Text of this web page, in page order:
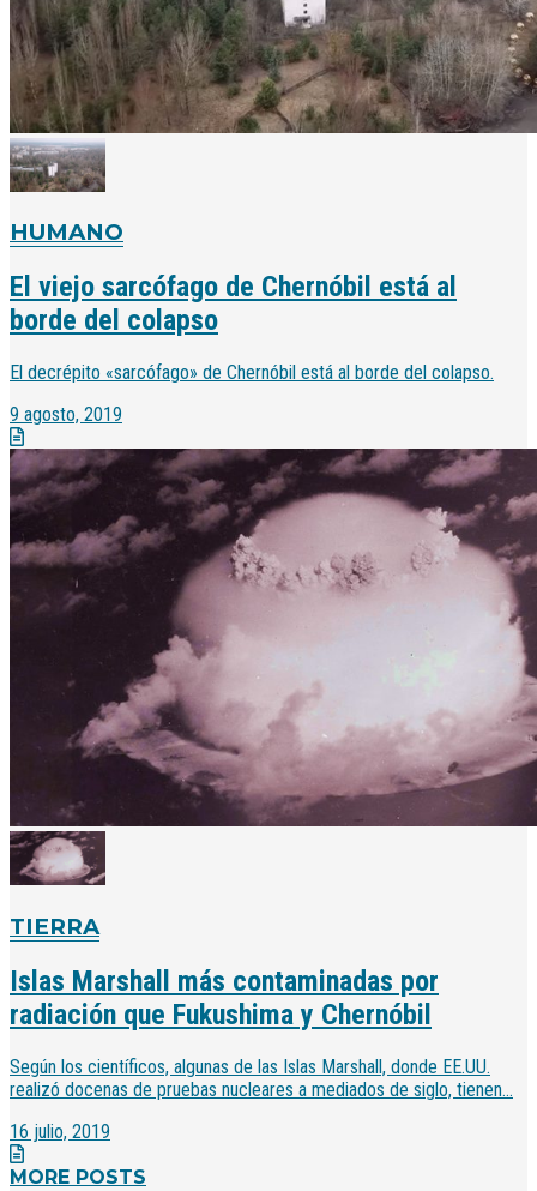
HUMANO
El viejo sarcófago de Chernóbil está al
borde del colapso
El decrépito «sarcófago» de Chernóbil está al borde del colapso.
9 agosto, 2019
TIERRA
Islas Marshall más contaminadas por
radiación que Fukushima y Chernóbil
Según los científicos, algunas de las Islas Marshall, donde EE.UU.
realizó docenas de pruebas nucleares a mediados de siglo, tienen...
16 julio, 2019
MORE POSTS